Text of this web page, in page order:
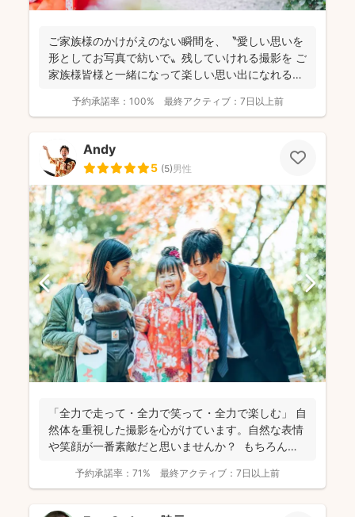
ご家族様のかけがえのない瞬間を、〝愛しい思いを
形としてお写真で紡いで〟残していけれる撮影を ご
家族様皆様と一緒になって楽しい思い出になれる撮
予約承諾率： 100% 最終アクティブ： 7日以上前
Andy
5 (5)男性
「全力で走って・全力で笑って・全力で楽しむ」 自
然体を重視した撮影を心がけています。自然な表情
や笑顔が一番素敵だと思いませんか？ もちろん、
予約承諾率： 71% 最終アクティブ： 7日以上前